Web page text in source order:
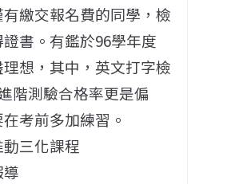
繳交報名費的同學，檢
書。有鑑於96學年度
想，其中，英文打字檢
階測驗合格率更是偏
考前多加練習。
三化課程